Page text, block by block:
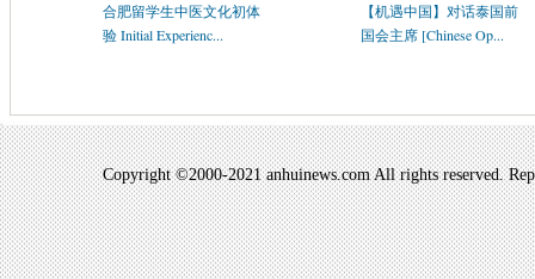
合肥留学生中医文化初体
验 Initial Experienc...
【机遇中国】对话泰国前
国会主席 [Chinese Op...
Copyright ©2000-2021 anhuinews.com All rights reserved.